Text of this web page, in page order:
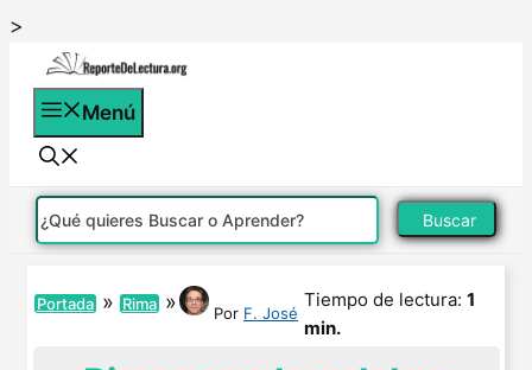
>
contenido
Menú
Buscar
Portada » Rima » Por F. José
Tiempo de lectura: 1
min.